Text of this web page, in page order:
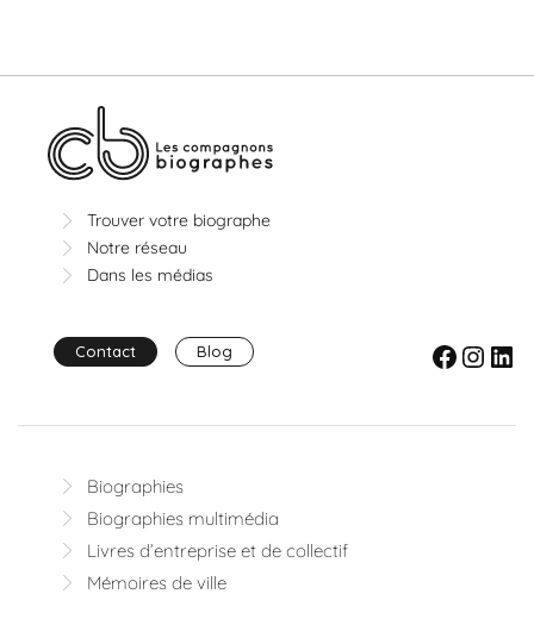
Trouver votre biographe
Notre réseau
Dans les médias
Contact Blog Facebook Instagram LinkedIn
Biographies
Biographies multimédia
Livres d’entreprise et de collectif
Mémoires de ville